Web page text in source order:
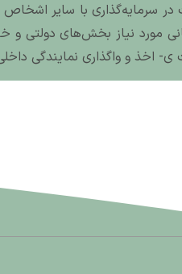
سرمایه‌گذاری با سایر
مورد نیاز بخش‌های دولتی
اخذ و واگذاری نمایندگی